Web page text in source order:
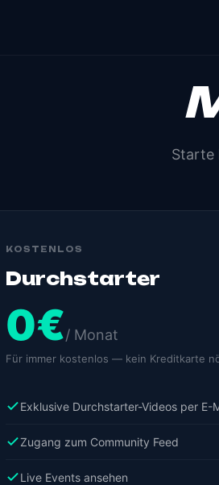
Starte
KOSTENLOS
Durchstarter
0€/ Monat
Für immer kostenlos — kein Kreditkarte
Exklusive Durchstarter-Videos per E-
Zugang zum Community Feed
Live Events ansehen